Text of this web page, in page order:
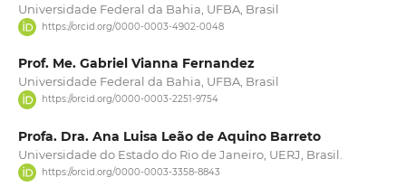
Universidade Federal da Bahia, UFBA, Brasil
https://orcid.org/0000-0003-4902-0048
Prof. Me. Gabriel Vianna Fernandez
Universidade Federal da Bahia, UFBA, Brasil
https://orcid.org/0000-0003-2251-9754
Profa. Dra. Ana Luisa Leão de Aquino Barreto
Universidade do Estado do Rio de Janeiro, UERJ, Brasil.
https://orcid.org/0000-0003-3358-8843